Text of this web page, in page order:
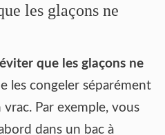
les glaçons ne
que les glaçons ne
les congeler séparément
Par exemple, vous
dans un bac à